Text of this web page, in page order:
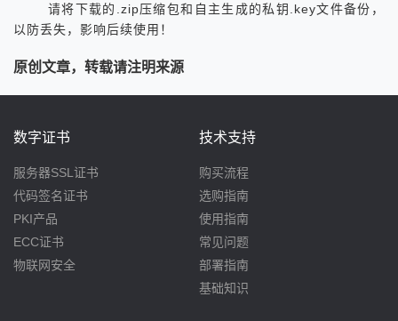
请将下载的.zip压缩包和自主生成的私钥.key文件备份，
以防丢失，影响后续使用！
原创文章，转载请注明来源
数字证书
服务器SSL证书
代码签名证书
PKI产品
ECC证书
物联网安全
技术支持
购买流程
选购指南
使用指南
常见问题
部署指南
基础知识